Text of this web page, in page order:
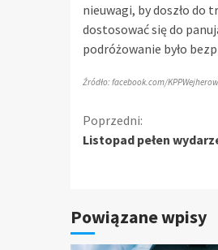
nieuwagi, by doszło do
dostosować się do
podróżowanie było
Źródło: facebook.com/
Kontynuuj
czytanie
Poprzedni:
Listopad pełen
Powiązane wpisy